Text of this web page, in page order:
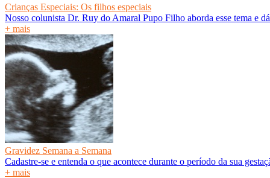
Crianças Especiais: Os filhos especiais
Nosso colunista Dr. Ruy do Amaral Pupo Filho aborda esse tema e
+ mais
Gravidez Semana a Semana
Cadastre-se e entenda o que acontece durante o período da sua
+ mais